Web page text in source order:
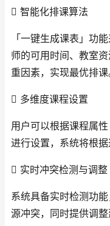
 智能化排课算法
「一键生成课表」功
师的可用时间、教室
重因素，实现最优排课
 多维度课程设置
用户可以根据课程属
进行设置，系统将根据
 实时冲突检测与调整
系统具备实时检测功
源冲突，同时提供调整